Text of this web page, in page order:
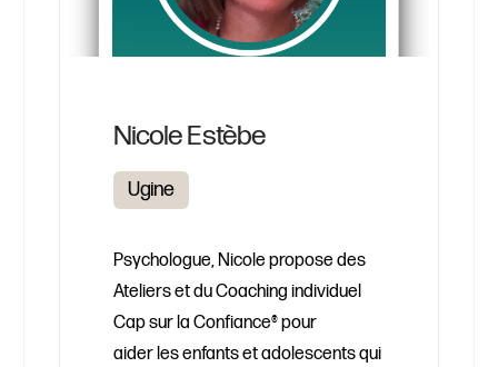
Nicole Estèbe
Ugine
Psychologue, Nicole propose des
Ateliers et du Coaching individuel
Cap sur la Confiance® pour
aider les enfants et adolescents qui